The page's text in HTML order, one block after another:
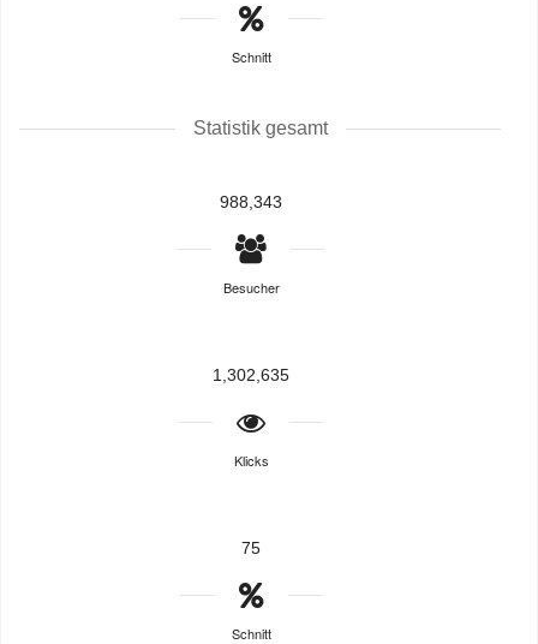
Schnitt
Statistik gesamt
988,343
Besucher
1,302,635
Klicks
75
Schnitt